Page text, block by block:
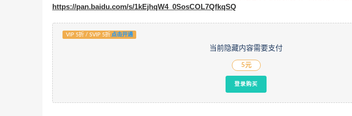
https://pan.baidu.com/s/1kEjhqW4_0SosCOL7QfkqSQ
VIP 5折 / SVIP 5折 点击开通
当前隐藏内容需要支付
5元
登录购买